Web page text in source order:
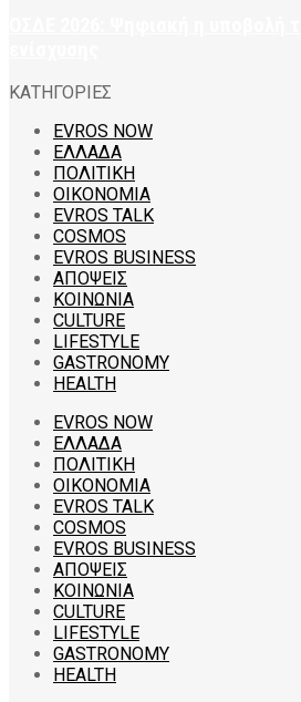
ΚΑΤΗΓΟΡΙΕΣ
EVROS NOW
ΕΛΛΑΔΑ
ΠΟΛΙΤΙΚΗ
ΟΙΚΟΝΟΜΙΑ
EVROS TALK
COSMOS
EVROS BUSINESS
ΑΠΟΨΕΙΣ
ΚΟΙΝΩΝΙΑ
CULTURE
LIFESTYLE
GASTRONOMY
HEALTH
EVROS NOW
ΕΛΛΑΔΑ
ΠΟΛΙΤΙΚΗ
ΟΙΚΟΝΟΜΙΑ
EVROS TALK
COSMOS
EVROS BUSINESS
ΑΠΟΨΕΙΣ
ΚΟΙΝΩΝΙΑ
CULTURE
LIFESTYLE
GASTRONOMY
HEALTH